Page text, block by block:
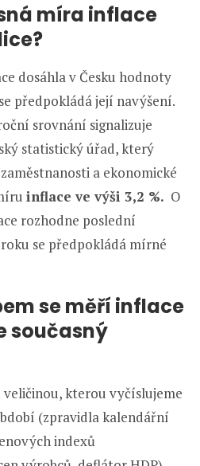
míra inflace
dosáhla v Česku hodnoty
předpokládá její navýšení.
srovnání signalizuje
statistický úřad, který
a ekonomické
inflace ve výši 3,2 %. O
rozhodne poslední
se předpokládá mírné
se měří inflace
současný
kterou vyčíslujeme
(zpravidla kalendářní
indexů